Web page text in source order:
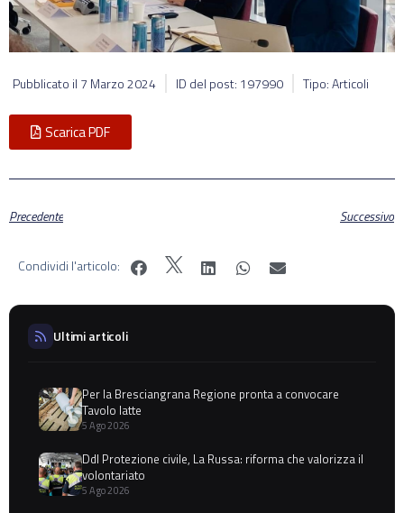
Pubblicato il 7 Marzo 2024 ID del post: 197990 Tipo: Articoli
Scarica PDF
Precedente Successivo
Condividi l'articolo:
Ultimi articoli
Per la Bresciangrana Regione pronta a convocare
Tavolo latte
5 Ago 2026
Ddl Protezione civile, La Russa: riforma che valorizza il
volontariato
5 Ago 2026